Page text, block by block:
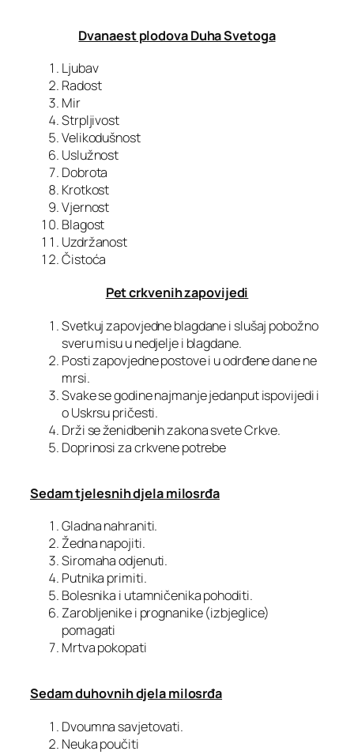
Dvanaest plodova Duha Svetoga
Ljubav
Radost
Mir
Strpljivost
Velikodušnost
Uslužnost
Dobrota
Krotkost
Vjernost
Blagost
Uzdržanost
Čistoća
Pet crkvenih zapovijedi
Svetkuj zapovjedne blagdane i slušaj pobožno
sveru misu u nedjelje i blagdane.
Posti zapovjedne postove i u odrđene dane ne
mrsi.
Svake se godine najmanje jedanput ispovijedi i
o Uskrsu pričesti.
Drži se ženidbenih zakona svete Crkve.
Doprinosi za crkvene potrebe
Sedam tjelesnih djela milosrđa
Gladna nahraniti.
Žedna napojiti.
Siromaha odjenuti.
Putnika primiti.
Bolesnika i utamničenika pohoditi.
Zarobljenike i prognanike (izbjeglice)
pomagati
Mrtva pokopati
Sedam duhovnih djela milosrđa
Dvoumna savjetovati.
Neuka poučiti